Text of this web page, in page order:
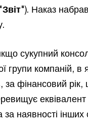
Звіт"). Наказ
сукупний
групи компаній, в
за фінансовий
за наявності інших